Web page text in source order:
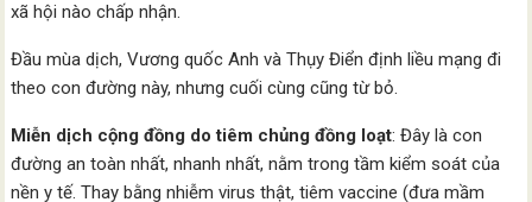
xã hội nào chấp nhận.
Đầu mùa dịch, Vương quốc Anh và Thụy Điển định liều mạng đi
theo con đường này, nhưng cuối cùng cũng từ bỏ.
Miễn dịch cộng đồng do tiêm chủng đồng loạt: Đây là con
đường an toàn nhất, nhanh nhất, nằm trong tầm kiểm soát của
nền y tế. Thay bằng nhiễm virus thật, tiêm vaccine (đưa mầm